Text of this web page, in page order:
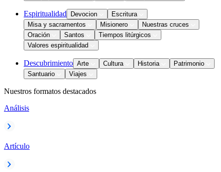
Espiritualidad Devocion
Escritura
Misa y sacramentos
Misionero
Nuestras cruces
Oración
Santos
Tiempos litúrgicos
Valores espiritualidad
Descubrimiento Arte Cultura Historia
Patrimonio
Santuario
Viajes
Nuestros formatos destacados
Análisis
Artículo